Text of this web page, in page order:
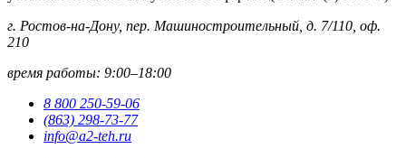
г. Ростов-на-Дону, пер. Машиностроительный, д. 7/110, оф.
210
время работы: 9:00–18:00
8 800 250-59-06
(863) 298-73-77
info@a2-teh.ru